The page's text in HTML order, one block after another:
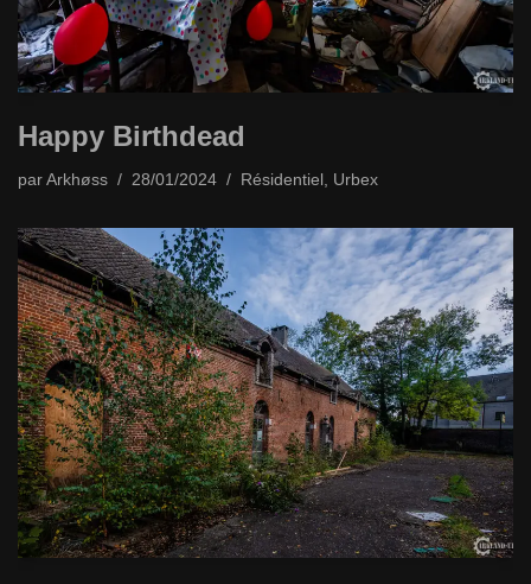
Happy Birthdead
par Arkhøss 28/01/2024 Résidentiel Urbex